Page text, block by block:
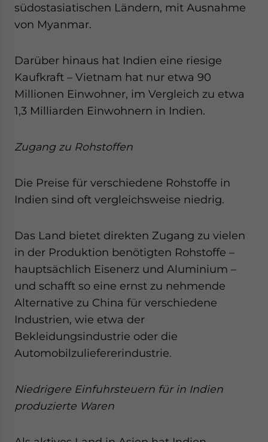
südostasiatischen Ländern, mit Ausnahme
von Myanmar.
Darüber hinaus hat Indien eine riesige
Kaufkraft – Vietnam hat nur etwa 90
Millionen Einwohner, im Vergleich zu etwa
1,3 Milliarden Einwohnern in Indien.
Zugang zu Rohstoffen
Die Preise für verschiedene Rohstoffe in
Indien sind oft vergleichsweise niedrig.
Das Land bietet direkten Zugang zu vielen
in der Produktion benötigten Rohstoffe –
hauptsächlich Eisenerz und Aluminium –
und schafft so eine ernst zu nehmende
Alternative zu China für verschiedene
Industrien, wie etwa der
Bekleidungsindustrie oder die
Automobilzuliefererindustrie.
Niedrigere Einfuhrsteuern für in Indien
produzierte Waren